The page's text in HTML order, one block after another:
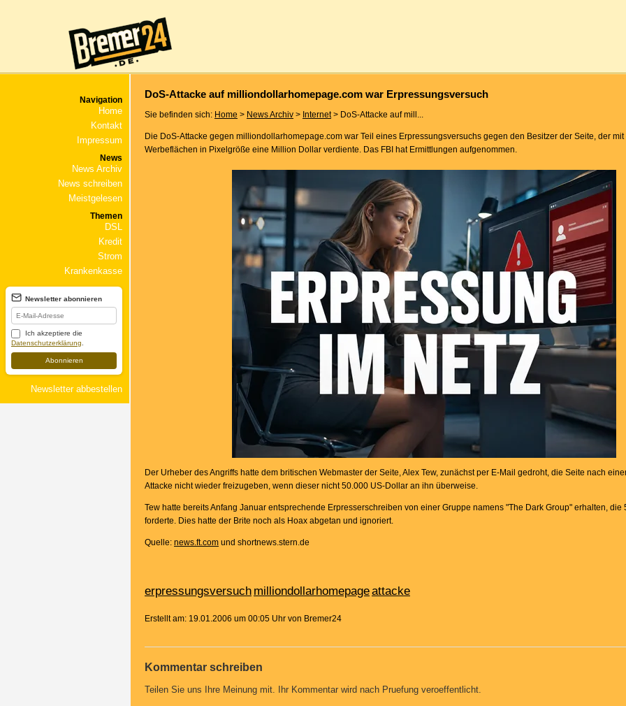
Navigation
Home
Kontakt
Impressum
News
News Archiv
News schreiben
Meistgelesen
Themen
DSL
Kredit
Strom
Krankenkasse
Newsletter abonnieren
Ich akzeptiere die
Datenschutzerklärung
Abonnieren
Newsletter abbestellen
DoS-Attacke auf milliondollarhomepage.com war Erpressungsversuch
Sie befinden sich: Home > News Archiv > Internet> DoS-Attacke auf mill...
Die DoS-Attacke gegen milliondollarhomepage.com war Teil eines Erpressungsversuchs gegen den Besitzer der Seite, der mit
Werbeflächen in Pixelgröße eine Million Dollar verdiente. Das FBI hat Ermittlungen aufgenommen.
Der Urheber des Angriffs hatte dem britischen Webmaster der Seite, Alex Tew, zunächst per E-Mail gedroht, die Seite nach
Attacke nicht wieder freizugeben, wenn dieser nicht 50.000 US-Dollar an ihn überweise.
Tew hatte bereits Anfang Januar entsprechende Erpresserschreiben von einer Gruppe namens "The Dark Group" erhalten, die
forderte. Dies hatte der Brite noch als Hoax abgetan und ignoriert.
Quelle: news.ft.com und shortnews.stern.de
erpressungsversuch milliondollarhomepageattacke
Erstellt am: 19.01.2006 um 00:05 Uhr von Bremer24
Kommentar schreiben
Teilen Sie uns Ihre Meinung mit. Ihr Kommentar wird nach Pruefung veroeffentlicht.